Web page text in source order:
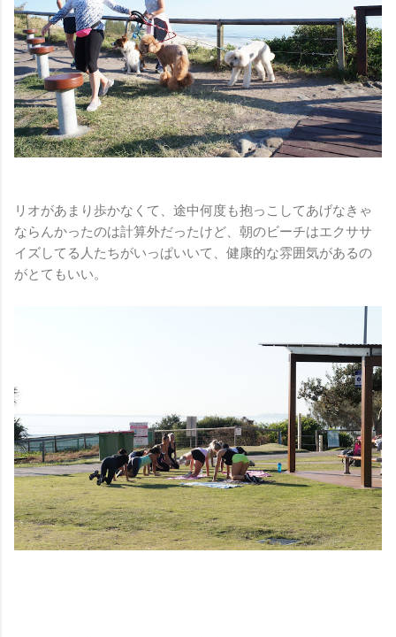
リオがあまり歩かなくて、途中何度も抱っこしてあげなきゃ
ならんかったのは計算外だったけど、朝のビーチはエクササ
イズしてる人たちがいっぱいいて、健康的な雰囲気があるの
がとてもいい。